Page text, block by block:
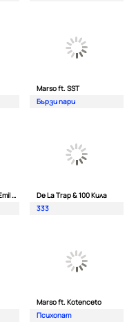
Marso ft. SST
Бързи пари
V:RGO| Илиян Бойд| Emil TRF| Dim4oU и Aтанас Колев
De La Trap & 100 Кила
333
Marso ft. Kotenceto
Психопат